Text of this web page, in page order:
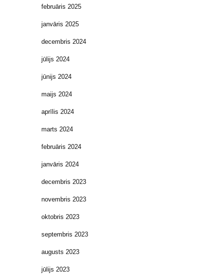
februāris 2025
janvāris 2025
decembris 2024
jūlijs 2024
jūnijs 2024
maijs 2024
aprīlis 2024
marts 2024
februāris 2024
janvāris 2024
decembris 2023
novembris 2023
oktobris 2023
septembris 2023
augusts 2023
jūlijs 2023